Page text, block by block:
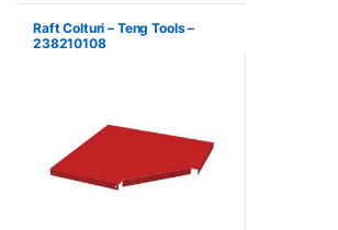
Raft Colturi – Teng Tools –
238210108